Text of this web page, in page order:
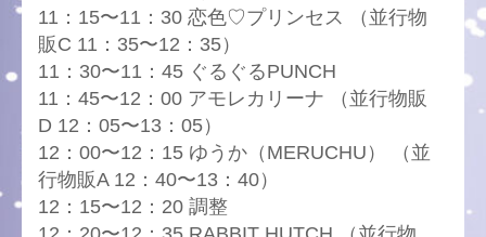
11：15〜11：30 恋色♡プリンセス （並行物
販C 11：35〜12：35）
11：30〜11：45 ぐるぐるPUNCH
11：45〜12：00 アモレカリーナ （並行物販
D 12：05〜13：05）
12：00〜12：15 ゆうか（MERUCHU） （並
行物販A 12：40〜13：40）
12：15〜12：20 調整